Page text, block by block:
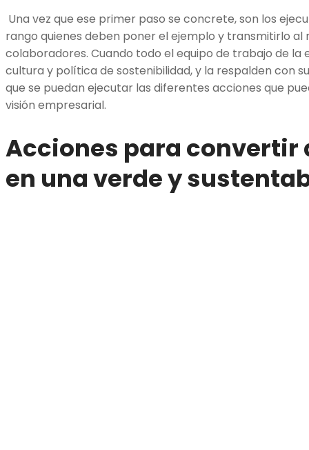
Una vez que ese primer paso se concrete, son los
rango quienes deben poner el ejemplo y transmitirlo al
colaboradores. Cuando todo el equipo de trabajo de la
cultura y política de sostenibilidad, y la respalden con
que se puedan ejecutar las diferentes acciones que
visión empresarial.
Acciones para convertir
en una verde y